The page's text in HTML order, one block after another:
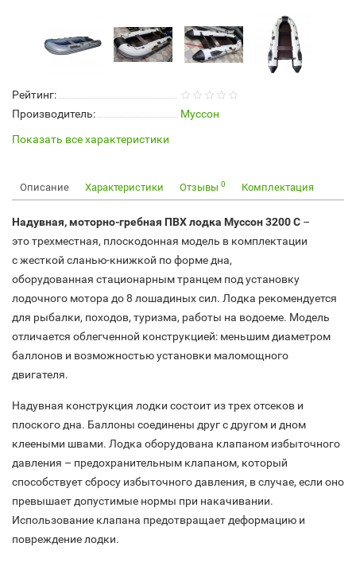
Рейтинг:
Производитель:
Муссон
Показать все характеристики
Описание Характеристики Отзывы 0 Комплектация
Надувная, моторно-гребная ПВХлодка Муссон 3200 С –
этотрехместная, плоскодонная модель в комплектации
сжесткой сланью-книжкой по форме дна,
оборудованная стационарным транцем под установку
лодочного мотора до 8 лошадиных сил. Лодка рекомендуется
для рыбалки, походов, туризма, работы на водоеме. Модель
отличается облегченной конструкцией: меньшим диаметром
баллонов и возможностью установки маломощного
двигателя.
Надувная конструкция лодки состоит из трех отсеков и
плоского дна. Баллоны соединены друг с другом и дном
клееными швами. Лодка оборудована клапаном избыточного
давления – предохранительным клапаном, который
способствует сбросу избыточного давления, в случае, если оно
превышает допустимые нормы при накачивании.
Использование клапана предотвращает деформацию и
повреждение лодки.